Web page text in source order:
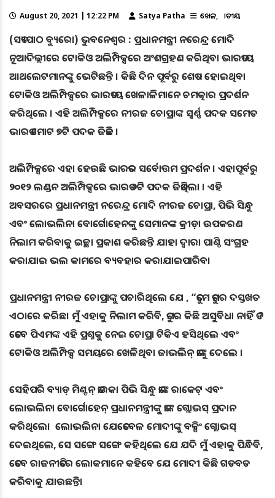
August 20, 2021 | 12:22 PM Satya Patha ଖେଳ ଜାତୀୟ
(ସତ୍ୟପାଠ ବ୍ୟୁରୋ) ଭୁବନେଶ୍ୱର : ପ୍ରଧାନମନ୍ତ୍ରୀ ନରେନ୍ଦ୍ର ମୋଦି
ନୂଆଦିଲ୍ଲୀରେ ଟୋକିଓ ଅଲିମ୍ପିକ୍ସରେ ଅଂଶଗ୍ରହଣ କରିଥିବା ଭାରତୀୟ
ଆଥଲେଟମାନଙ୍କୁ ଭେଟିଛନ୍ତି । କିଛି ଦିନ ପୂର୍ବରୁ ଶେଷ ହୋଇଥିବା
ଟୋକିଓ ଅଲିମ୍ପିକ୍ସରେ ଭାରତୀୟ ଖେଳାଳିମାନେ ଚମତ୍କାର ପ୍ରଦର୍ଶନ
କରିଥିଲେ । ଏହି ଅଲିମ୍ପିକ୍ସରେ ନୀରଜ ଚୋପ୍ରାଙ୍କ ସ୍ୱର୍ଣ୍ଣ ପଦକ ସମେତ
ଭାରତ ମୋଟ ୭ଟି ପଦକ ଜିତିଛି ।
ଅଲିମ୍ପିକ୍ସରେ ଏହା ହେଉଛି ଭାରତର ସର୍ବୋତ୍ତମ ପ୍ରଦର୍ଶନ । ଏହାପୂର୍ବରୁ
୨୦୧୨ ଲଣ୍ଡନ ଅଲିମ୍ପିକ୍ସରେ ଭାରତ ୬ଟି ପଦକ ଜିତିଥିଲା । ଏହି
ଅବସରରେ ପ୍ରଧାନମନ୍ତ୍ରୀ ନରେନ୍ଦ୍ର ମୋଦି ନୀରଜ ଚୋପ୍ରା, ପିଭି ସିନ୍ଧୁ
ଏବଂ ଲୋଭଲିନା ବୋର୍ଗୋହେନଙ୍କୁ ସେମାନଙ୍କ କ୍ରୀଡ଼ା ଉପକରଣ
ନିଲାମ କରିବାକୁ ଇଚ୍ଛା ପ୍ରକାଶ କରିଛନ୍ତି ଯାହା ଦ୍ବାରା ପାଣ୍ଠି ସଂଗ୍ରହ
କରାଯାଇ ଭଲ କାମରେ ବ୍ୟବହାର କରାଯାଇପାରିବ।
ପ୍ରଧାନମନ୍ତ୍ରୀ ନୀରଜ ଚୋପ୍ରାଙ୍କୁ ପଚାରିଥିଲେ ଯେ , “ତୁମେ ତୁମର ଦସ୍ତଖତ
ଏଠାରେ କରିଛ। ମୁଁ ଏହାକୁ ନିଲାମ କରିବି, ତୁମର କିଛି ଅସୁବିଧା ନାହିଁ ତ ?
ତେବେ ପିଏମଙ୍କ ଏହି ପ୍ରଶ୍ନକୁ ନେଇ ଚୋପ୍ରା ଟିକିଏ ହସିଥିଲେ ଏବଂ
ଟୋକିଓ ଅଲିମ୍ପିକ୍ସ ସମୟରେ ଖେଳିଥିବା ଜାଭଲିନ୍ ତାଙ୍କୁ ଦେଲେ ।
ସେହିପରି ବ୍ୟାଡ୍ ମିଣ୍ଟନ୍ ତାରକା ପିଭି ସିନ୍ଧୁ ତାଙ୍କ ରାକେଟ୍ ଏବଂ
ଲୋଭଲିନା ବୋର୍ଗୋହେନ୍ ପ୍ରଧାନମନ୍ତ୍ରୀଙ୍କୁ ତାଙ୍କ ଗ୍ଲୋଭସ୍ ପ୍ରଦାନ
କରିଥିଲେ। ଲୋଭଲିନା ଯେତେବେଳ ମୋଦୀଙ୍କୁ ବକ୍ସିଂ ଗ୍ଲୋଭସ୍
ଦେଇଥିଲେ, ସେ ସଙ୍ଗେ ସଙ୍ଗେ କହିଥିଲେ ଯେ ଯଦି ମୁଁ ଏହାକୁ ପିନ୍ଧିବି,
ତେବେ ରାଜନୀତିରେ ଲୋକମାନେ କହିବେ ଯେ ମୋଦୀ କିଛି ଗଡବଡ
କରିବାକୁ ଯାଉଛନ୍ତି।